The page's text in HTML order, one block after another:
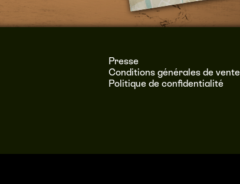
Presse
Conditions générales de vente
Politique de confidentialité